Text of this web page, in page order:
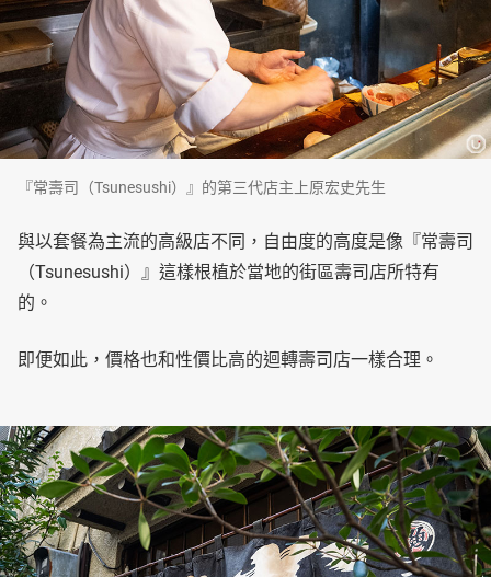
『常壽司（Tsunesushi）』的第三代店主上原宏史先生
與以套餐為主流的高級店不同，自由度的高度是像『常壽司
（Tsunesushi）』這樣根植於當地的街區壽司店所特有
的。
即便如此，價格也和性價比高的迴轉壽司店一樣合理。